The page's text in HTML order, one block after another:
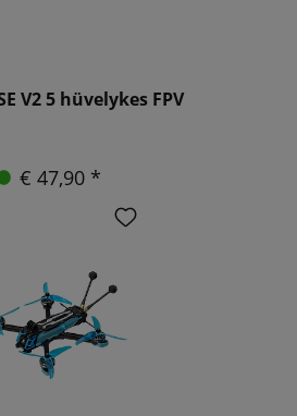
V2 5 hüvelykes FPV
€ 47,90 *